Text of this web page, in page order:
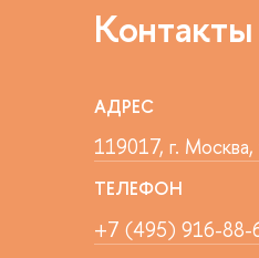
Контакты
АДРЕС
119017, г.
ТЕЛЕФОН
+7 (495) 916-88-